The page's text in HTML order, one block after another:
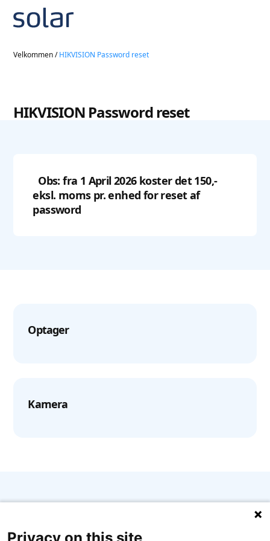
Velkommen/HIKVISION Password reset
HIKVISION Password reset
Obs: fra 1 April 2026 koster det 150,-
eksl. moms pr. enhed for reset af
password
Optager
Kamera
Ønsker du reset filen med det samme,